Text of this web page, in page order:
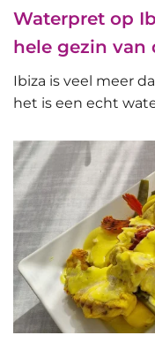
Waterpret op
hele gezin van
Ibiza is veel meer
het is een echt